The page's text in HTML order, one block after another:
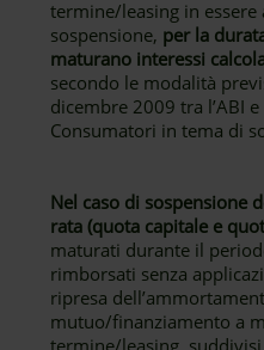
termine/leasing in
sospensione, per la
maturano interessi
secondo le modalità
dicembre 2009 tra l’ABI
Consumatori in tema di
Nel caso di sospensione
rata (quota capitale e
maturati durante il
rimborsati senza
ripresa
mutuo/finanziamento a
termine/leasing,